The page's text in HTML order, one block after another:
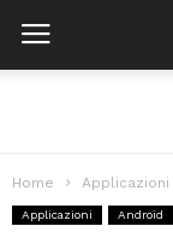
Home Applicazioni
Applicazioni Android